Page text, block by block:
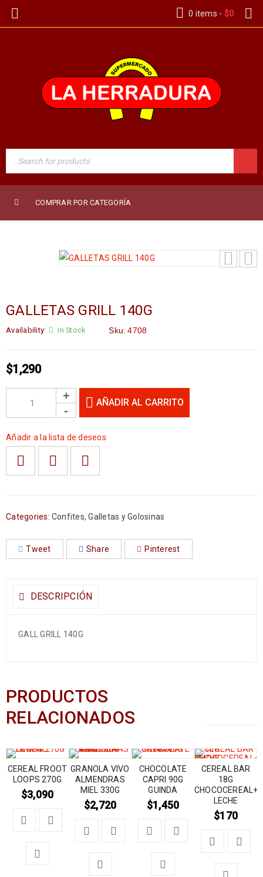
0 items - $0
COMPRAR POR CATEGORÍA
GALLETAS GRILL 140G
Availability: In Stock Sku: 4708
$1,290
AÑADIR AL CARRITO
Añadir a la lista de deseos
Categories: Confites,Galletas y Golosinas
Tweet Share Pinterest
DESCRIPCIÓN
GALL GRILL 140G
PRODUCTOS
RELACIONADOS
CEREAL FROOT
LOOPS 270G
$3,090
GRANOLA VIVO
ALMENDRAS
MIEL 330G
$2,720
CHOCOLATE
CAPRI 90G
GUINDA
$1,450
CEREAL BAR
18G
CHOCOCEREAL+
LECHE
$170